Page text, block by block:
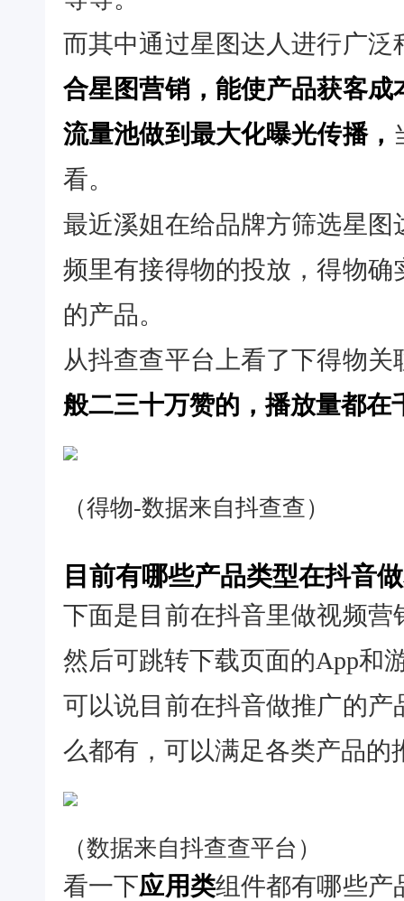
而其中通过星图达人进行广
合星图营销，能使产品获客
流量池做到最大化曝光传播，
看。
最近溪姐在给品牌方筛选星
频里有接得物的投放，得物
的产品。
从抖查查平台上看了下得物
般二三十万赞的，播放量都在
（得物-数据来自抖查查）
目前有哪些产品类型在抖音
下面是目前在抖音里做视频
然后可跳转下载页面的App和
可以说目前在抖音做推广的
么都有，可以满足各类产品的
（数据来自抖查查平台）
看一下应用类组件都有哪些产